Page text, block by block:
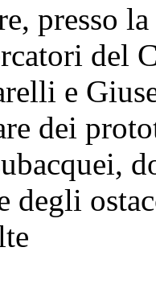
presso
del
e
dei
degli